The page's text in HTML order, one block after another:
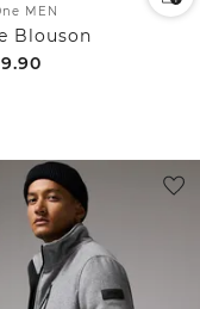
MEN
Blouson